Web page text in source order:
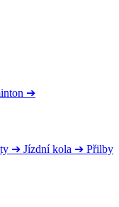
➔
➔ Jízdní kola ➔ Přilby